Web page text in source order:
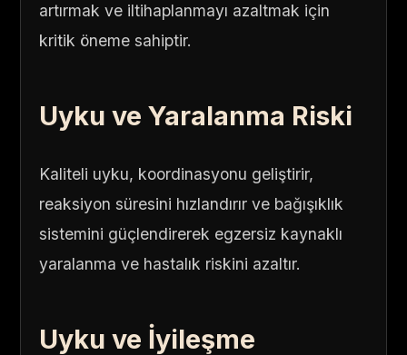
artırmak ve iltihaplanmayı azaltmak için
kritik öneme sahiptir.
Uyku ve Yaralanma Riski
Kaliteli uyku, koordinasyonu geliştirir,
reaksiyon süresini hızlandırır ve bağışıklık
sistemini güçlendirerek egzersiz kaynaklı
yaralanma ve hastalık riskini azaltır.
Uyku ve İyileşme